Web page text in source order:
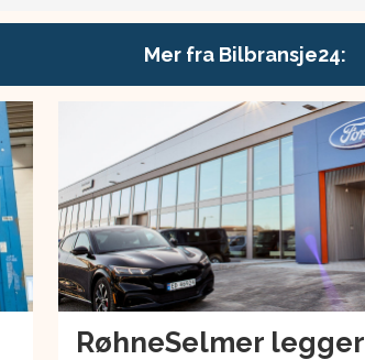
Mer fra Bilbransje24:
RøhneSelmer legger